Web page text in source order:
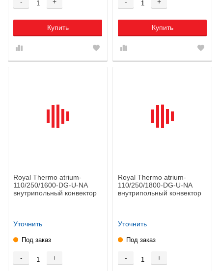
Купить Купить
Royal Thermo atrium-
110/250/1600-DG-U-NA
внутрипольный конвектор
Уточнить
Под заказ
- +
Royal Thermo atrium-
110/250/1800-DG-U-NA
внутрипольный конвектор
Уточнить
Под заказ
- +